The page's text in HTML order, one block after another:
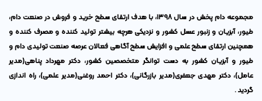
مجموعه دام پخش در سال ۱۳۹۸، با هدف ارتقای سطح خرید و فروش در صنعت دام،
طیور، آبزیان و زنبور عسل کشور و نزدیکی هرچه بیشتر تولید کننده و مصرف کننده و
همچنین ارتقای سطح علمی و افزایش سطح آگاهی فعالان عرصه صنعت تولیدی دام و
طیور و آبزیان کشور به دست توانگر متخصصین کشور، دکتر مهرداد پناهی(مدیر
عامل)،دکتر مهدی جعفری(مدیر بازرگانی)،دکتر احمد روغنی(مدیر علمی)، راه اندازی
گردید .